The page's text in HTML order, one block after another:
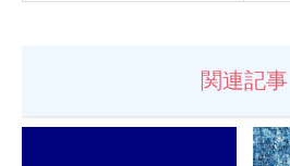
関連記事